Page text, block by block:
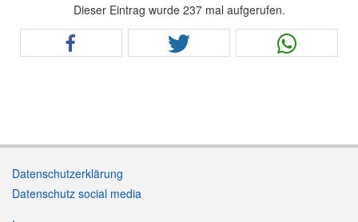
Dieser Eintrag wurde 237 mal aufgerufen.
Datenschutzerklärung
Datenschutz social media